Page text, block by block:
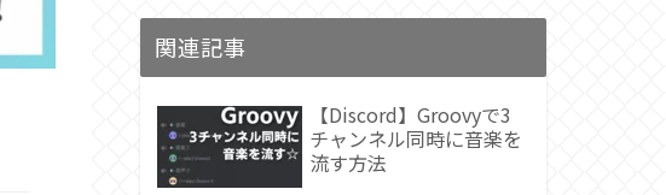
関連記事
【Discord】Groovyで3
チャンネル同時に音楽を
流す方法